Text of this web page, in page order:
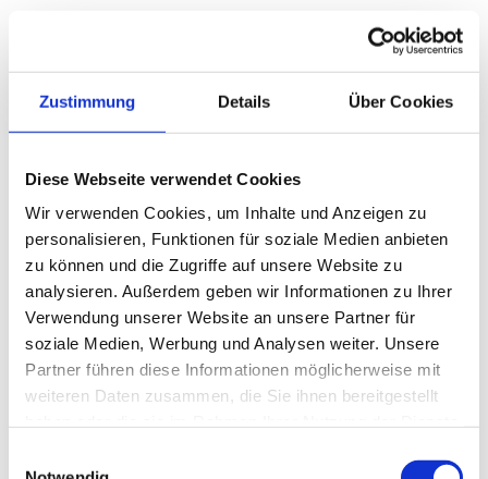
Zustimmung Details Über Cookies
Diese Webseite verwendet Cookies
Wir verwenden Cookies, um Inhalte und Anzeigen zu
personalisieren, Funktionen für soziale Medien anbieten
zu können und die Zugriffe auf unsere Website zu
analysieren. Außerdem geben wir Informationen zu Ihrer
Verwendung unserer Website an unsere Partner für
soziale Medien, Werbung und Analysen weiter. Unsere
Partner führen diese Informationen möglicherweise mit
weiteren Daten zusammen, die Sie ihnen bereitgestellt
Modbus-fähig (über RS485)
Kaskade mit bis zu 8 Geräten
prozessorgesteuerte Regelung